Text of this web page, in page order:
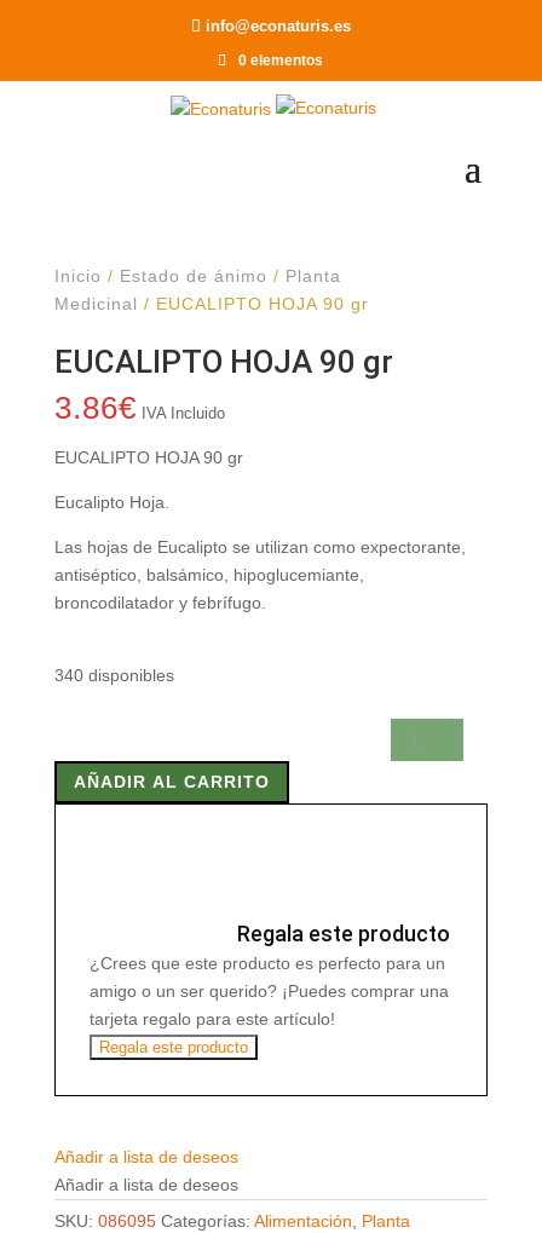
info@econaturis.es
0 elementos
Inicio / Estado de ánimo / Planta
Medicinal / EUCALIPTO HOJA 90 gr
EUCALIPTO HOJA 90 gr
3.86€ IVA Incluido
EUCALIPTO HOJA 90 gr
Eucalipto Hoja.
Las hojas de Eucalipto se utilizan como expectorante,
antiséptico, balsámico, hipoglucemiante,
broncodilatador y febrífugo.
340 disponibles
HOJA
AÑADIR AL CARRITO
Regala este producto
¿Crees que este producto es perfecto para un
amigo o un ser querido? ¡Puedes comprar una
tarjeta regalo para este artículo!
Regala este producto
Añadir a lista de deseos
Añadir a lista de deseos
SKU: 086095 Categorías: Alimentación, Planta